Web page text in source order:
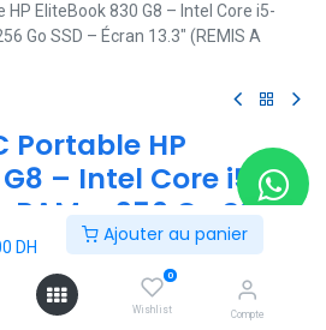
DH
Ajouter au panier
0
Wishlist Compte
HP EliteBook 830 G8 – Intel Core i5-
Go SSD – Écran 13.3" (REMIS A
Portable HP
– Intel Core i5-
RAM – 256 Go SSD –
A NEUF)
Core i5-1145G7 | 16 Go RAM | 256 Go